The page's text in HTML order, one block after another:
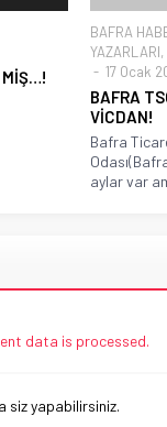
MİŞ…!
BAFRA
YAZARLARI,
17 Ocak
BAFRA
VİCDAN!
Bafra
aylar var
data is processed.
siz yapabilirsiniz.